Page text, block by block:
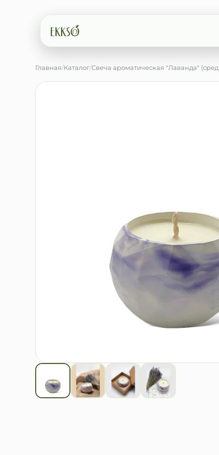
Введите минимум 2 символа
Главная/Каталог/Свеча ароматическая "Лаванда"